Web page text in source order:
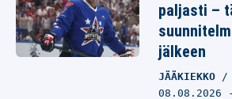
paljasti –
jälkeen
JÄÄKIEKKO
08.08.2026